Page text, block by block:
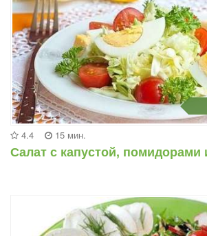
4.4 15 мин.
Салат с капустой, помидорами